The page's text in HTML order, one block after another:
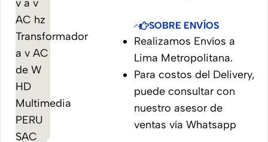
SOBRE ENVÍOS
Realizamos Envíos a
Lima Metropolitana.
Para costos del Delivery,
puede consultar con
nuestro asesor de
ventas vía Whatsapp